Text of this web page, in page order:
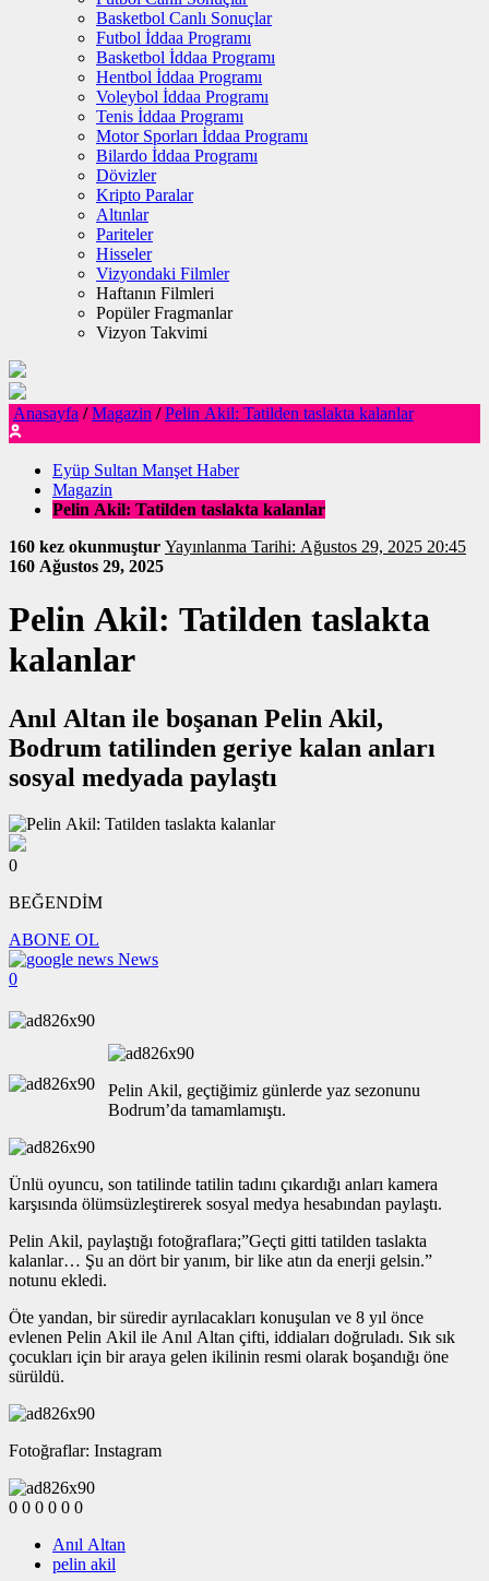
Basketbol Canlı Sonuçlar
Futbol İddaa Programı
Basketbol İddaa Programı
Hentbol İddaa Programı
Voleybol İddaa Programı
Tenis İddaa Programı
Motor Sporları İddaa Programı
Bilardo İddaa Programı
Dövizler
Kripto Paralar
Altınlar
Pariteler
Hisseler
Vizyondaki Filmler
Haftanın Filmleri
Popüler Fragmanlar
Vizyon Takvimi
Anasayfa / Magazin / Pelin Akil: Tatilden taslakta kalanlar
Eyüp Sultan Manşet Haber
Magazin
Pelin Akil: Tatilden taslakta kalanlar
160 kez okunmuştur
Yayınlanma Tarihi: Ağustos 29, 2025 20:45
160 Ağustos 29, 2025
Pelin Akil: Tatilden taslakta
kalanlar
Anıl Altan ile boşanan Pelin Akil,
Bodrum tatilinden geriye kalan anları
sosyal medyada paylaştı
0
BEĞENDİM
ABONE OL
News
0
Pelin Akil, geçtiğimiz günlerde yaz sezonunu
Bodrum’da tamamlamıştı.
Ünlü oyuncu, son tatilinde tatilin tadını çıkardığı anları kamera
karşısında ölümsüzleştirerek sosyal medya hesabından paylaştı.
Pelin Akil, paylaştığı fotoğraflara;”Geçti gitti tatilden taslakta
kalanlar… Şu an dört bir yanım, bir like atın da enerji gelsin.”
notunu ekledi.
Öte yandan, bir süredir ayrılacakları konuşulan ve 8 yıl önce
evlenen Pelin Akil ile Anıl Altan çifti, iddiaları doğruladı. Sık sık
çocukları için bir araya gelen ikilinin resmi olarak boşandığı öne
sürüldü.
Fotoğraflar: Instagram
0 0 0 0 0 0
Anıl Altan
pelin akil